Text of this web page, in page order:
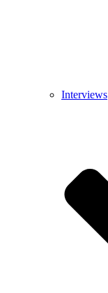
Interviews